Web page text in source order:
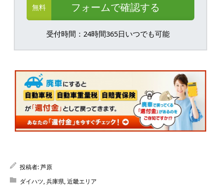
無料 フォームで確認する
受付時間：24時間365日いつでも可能
投稿者:芦原
ダイハツ,兵庫県,近畿エリア